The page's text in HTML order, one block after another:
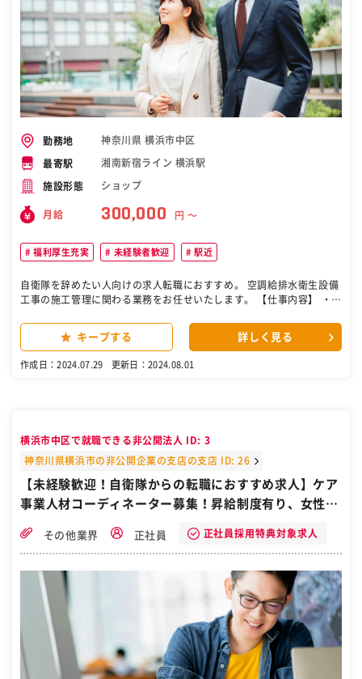
勤務地 神奈川県 横浜市中区
最寄駅 湘南新宿ライン 横浜駅
施設形態 ショップ
月給 300,000 円 〜
福利厚生充実 未経験者歓迎 駅近
自衛隊を辞めたい人向けの求人転職におすすめ。 空調給排水衛生設備
工事の施工管理に関わる業務をお任せいたします。 【仕事内容】 ・施
・協力会社様との打合せ調整 ・工事の安全管理 など ［自衛隊・転
職・求人］
キープする 詳しく見る
作成日：2024.07.29 更新日：2024.08.01
横浜市中区で就職できる非公開法人 ID: 3
神奈川県横浜市の非公開企業の支店の支店 ID: 26
【未経験歓迎！自衛隊からの転職におすすめ求人】ケア
事業人材コーディネーター募集！昇給制度有り、女性活
り、賞与あり／神奈川県横浜市神奈川区金港町／横浜駅
その他業界 正社員 正社員採用特典対象求人